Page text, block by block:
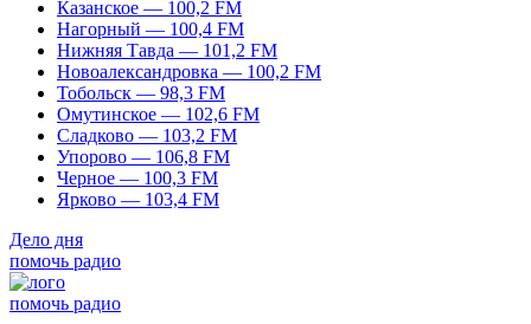
Казанское — 100,2 FM
Нагорный — 100,4 FM
Нижняя Тавда — 101,2 FM
Новоалександровка — 100,2 FM
Тобольск — 98,3 FM
Омутинское — 102,6 FM
Сладково — 103,2 FM
Упорово — 106,8 FM
Черное — 100,3 FM
Ярково — 103,4 FM
Дело дня
помочь радио
помочь радио